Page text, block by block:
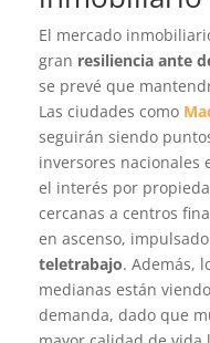
El mercado
gran resiliencia ante
se prevé que
Las ciudades como
seguirán siendo
inversores nacionales
el interés por
cercanas a centros
en ascenso,
teletrabajo. Además,
medianas están
demanda, dado que